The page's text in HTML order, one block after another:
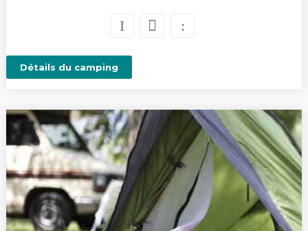
Détails du camping